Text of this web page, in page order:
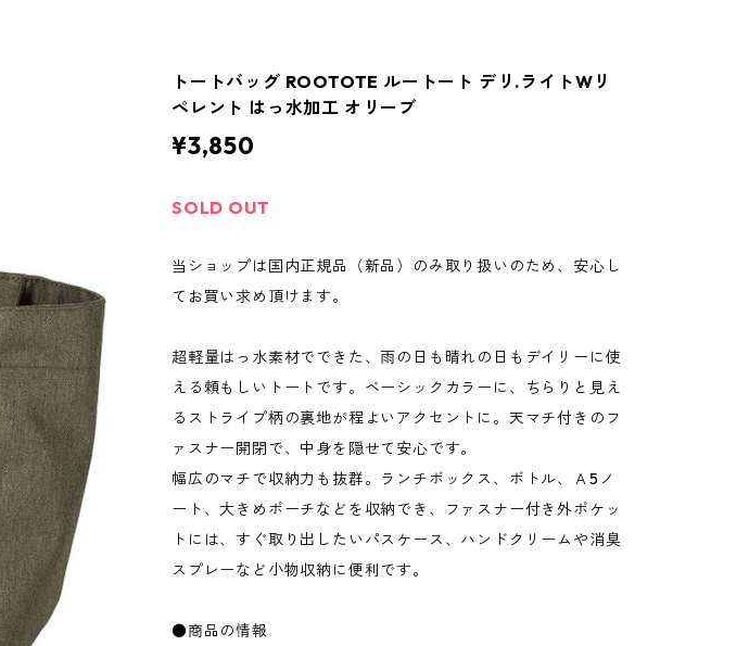
トートバッグ ROOTOTE ルートート デリ.ライトWリ
ペレント はっ水加工 オリーブ
¥3,850
SOLD OUT
当ショップは国内正規品（新品）のみ取り扱いのため、安心し
てお買い求め頂けます。
超軽量はっ水素材でできた、雨の日も晴れの日もデイリーに使
える頼もしいトートです。ベーシックカラーに、ちらりと見え
るストライプ柄の裏地が程よいアクセントに。天マチ付きのフ
ァスナー開閉で、中身を隠せて安心です。
幅広のマチで収納力も抜群。ランチボックス、ボトル、Ａ5ノ
ート、大きめポーチなどを収納でき、ファスナー付き外ポケッ
トには、すぐ取り出したいパスケース、ハンドクリームや消臭
スプレーなど小物収納に便利です。
●商品の情報